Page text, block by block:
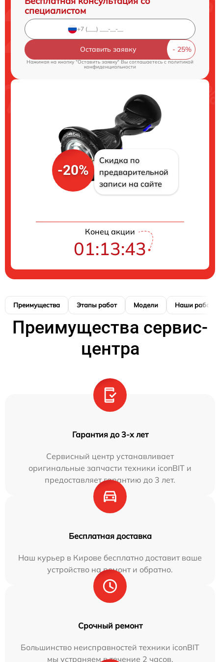
специалистом
Оставить заявку
Нажимая на кнопку "Оставить заявку" Вы соглашаетесь cполитикой
конфиденциальности
-20%
Скидка по
предварительной
записи на сайте
Конец акции
01:13:42
Преимущества Этапы работ Модели Наши работы
Преимущества сервис-
центра
Гарантия до 3-х лет
Сервисный центр устанавливает
оригинальные запчасти техники iconBIT и
предоставляет гарантию до 3 лет.
Бесплатная доставка
Наш курьер в Кирове бесплатно доставит ваше
устройство на ремонт и обратно.
Срочный ремонт
Большинство неисправностей техники iconBIT
мы устраняем в течение 2 часов.